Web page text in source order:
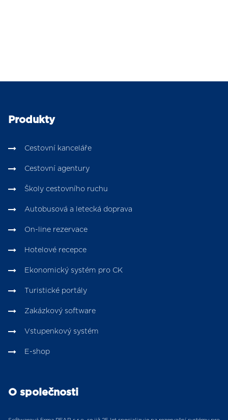
Produkty
Cestovní kanceláře
Cestovní agentury
Školy cestovního ruchu
Autobusová a letecká doprava
On-line rezervace
Hotelové recepce
Ekonomický systém pro CK
Turistické portály
Zakázkový software
Vstupenkový systém
E-shop
O společnosti